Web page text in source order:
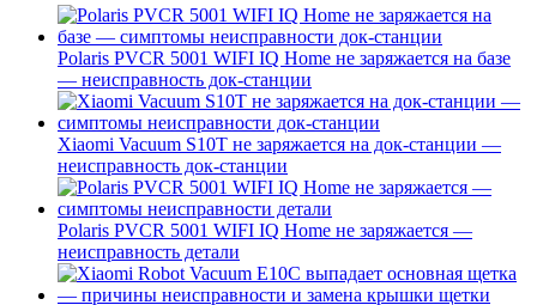
Polaris PVCR 5001 WIFI IQ Home не заряжается на базе
— неисправность док-станции
Xiaomi Vacuum S10T не заряжается на док-станции —
неисправность док-станции
Polaris PVCR 5001 WIFI IQ Home не заряжается —
неисправность детали